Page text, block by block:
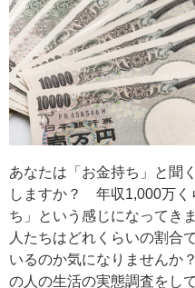
あなたは「お金持ち」と聞
しますか？ 年収1,000万く
ち」という感じになってき
人たちはどれくらいの割合
いるのか気になりません
の人の生活の実態調査をし